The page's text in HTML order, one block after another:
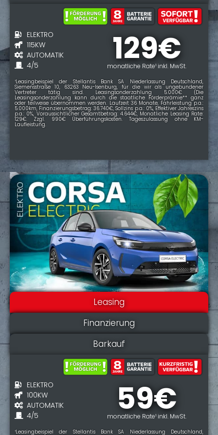
ELEKTRO
115KW
AUTOMATIK
4/5
129€
monatliche Rate¹ inkl. MwSt.
¹Leasingbeispiel der Stellantis Bank SA Niederlassung Deutschland,
Siemensstraße 10, 63263 Neu-Isenburg, für die wir als ungebundener
Vertreter tätig sind. Leasingsonderzahlung 5.000€ (Die
Leasingsonderzahlung kann durch die staatliche Förderprämie** ganz
oder teilweise übernommen werden. Laufzeit 36 Monate, Fahrleistung p.a.:
5.000km, Finanzierungsbetrag: 36.740€, Sollzins p.a.: 0%, Effektiver Jahreszins
p.a.: 0%, Voraussichtlicher Gesamtbetrag: 4.644€, Monatliche Leasing Rate:
129€. Zzgl. 990€ Überführungskosten. Tageszulassung ohne KM-
Laufleistung.
Leasing
Finanzierung
Barkauf
ELEKTRO
100KW
AUTOMATIK
4/5
59€
monatliche Rate¹ inkl. MwSt.
¹Leasingbeispiel der Stellantis Bank SA Niederlassung Deutschland,